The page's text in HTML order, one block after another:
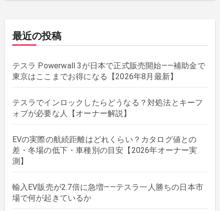
最近の投稿
テスラ Powerwall 3が日本で正式販売開始——補助金で
東京はここまでお得になる【2026年8月最新】
テスラでインロックしたらどうなる？対処法とキーフ
ォブが必要な人【オーナー解説】
EVの実際の航続距離はどれくらい？カタログ値との
差・冬場の低下・車種別の目安【2026年オーナー実
測】
輸入EV販売が2.7倍に急増——テスラ一人勝ちの日本市
場で何が起きているか